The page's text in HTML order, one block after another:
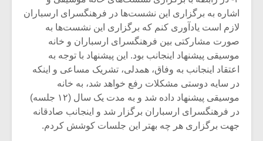
اشاره به برگزاری این نشست‌ها در فرهنگسرای ارسباران
لازم است یادآوری کنم که برگزاری این نشست‌ها به
صورت مشارکتی بین فرهنگسرای ارسباران و خانه
موسیقی پیشنهاد اینجانب بود. این پیشنهاد با توجه به
اعتقاد اینجانب به وفاق، همدلی، تشریک مساعی و اینکه
در سایه دوستی مشکلات رفع خواهد شد، به خانه
موسیقی پیشنهاد داده شد و به مدت یک سال (۱۲ جلسه)
در فرهنگسرای ارسباران برگزار شد و اینجانب صادقانه
جهت برگزاری هر چه بهتر این جلسات کوشش کردم.